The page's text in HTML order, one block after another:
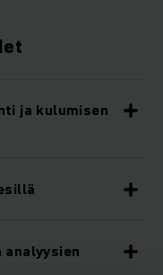
ja kulumisen